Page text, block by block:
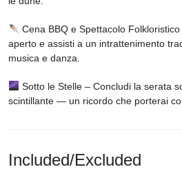
Cena BBQ e Spettacolo
aperto e assisti a un intrattenimento
musica e danza.
Sotto le Stelle – Concludi la serata
scintillante — un ricordo che porterai
Included/Excluded